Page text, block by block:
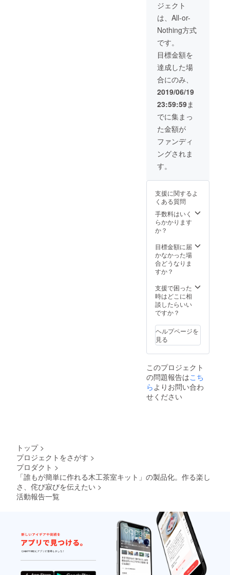
ｈ
444（大
人
244（子
供
ｈ
111（座
椅子 ※
送料
込・保
証付
ジェクト
は、All-or-
Nothing方式
です。
目標金額を
達成した場
合にのみ、
2019/06/19
23:59:59ま
でに集まっ
た金額が
ファンディ
ングされま
す。
支援に関するよ
くある質問
手数料はいく
らかかります
か？
目標金額に届
かなかった場
合どうなりま
すか？
支援で困った
時はどこに相
談したらいい
ですか？
ヘルプページを
見る
このプロジェクト
の問題報告はこち
ら よりお問い合わ
せください
トップ >
プロジェクトをさがす >
プロダクト >
「誰もが簡単に作れる木工茶室キット」の製品化。作る楽し
さ、侘び寂びを伝えたい >
活動報告一覧